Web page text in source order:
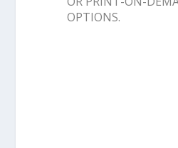
OPTIONS.